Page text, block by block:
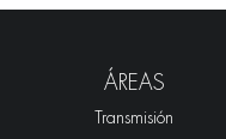
ÁREAS
Transmisión